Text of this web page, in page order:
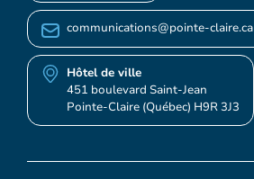
communications@pointe-claire.ca
Hôtel de ville
451 boulevard Saint-Jean
Pointe-Claire (Québec) H9R 3J3